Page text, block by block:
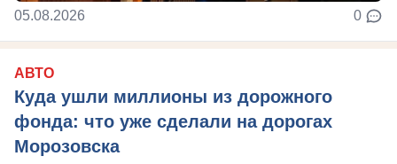
05.08.2026 0
АВТО
Куда ушли миллионы из дорожного
фонда: что уже сделали на дорогах
Морозовска